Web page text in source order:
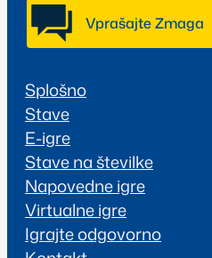
Vprašajte Zmaga
Splošno
Stave
E-igre
Stave na številke
Napovedne igre
Virtualne igre
Igrajte odgovorno